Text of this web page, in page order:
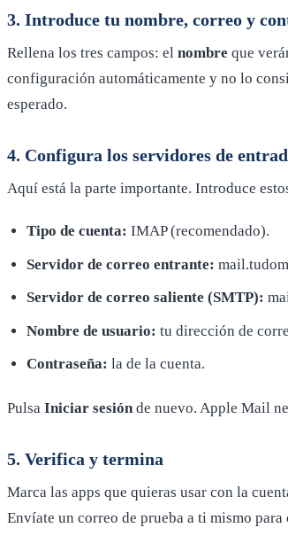
3. Introduce tu nombre, correo y
Rellena los tres campos: el nombre que
configuración automáticamente y no lo
esperado.
4. Configura los servidores de
Aquí está la parte importante. Introduce
Tipo de cuenta: IMAP (recomendado).
Servidor de correo entrante:
Servidor de correo saliente (SMTP):
Nombre de usuario: tu dirección de
Contraseña: la de la cuenta.
Pulsa Iniciar sesiónde nuevo. Apple Mail
5. Verifica y termina
Marca las apps que quieras usar con la
Envíate un correo de prueba a ti mismo